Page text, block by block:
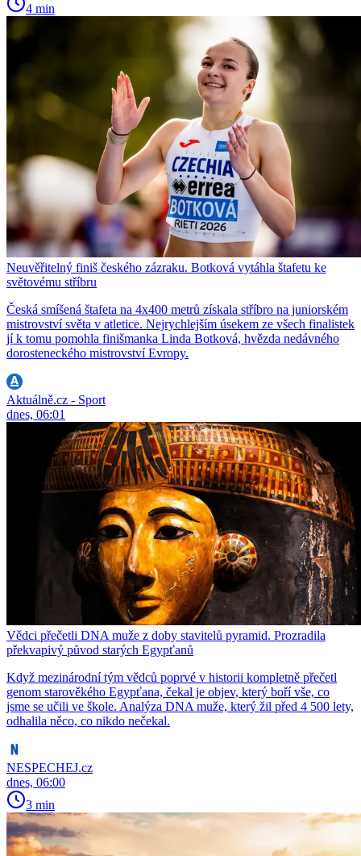
4 min
Neuvěřitelný finiš českého zázraku. Botková vytáhla štafetu ke
světovému stříbru
Česká smíšená štafeta na 4x400 metrů získala stříbro na juniorském
mistrovství světa v atletice. Nejrychlejším úsekem ze všech finalistek
jí k tomu pomohla finišmanka Linda Botková, hvězda nedávného
dorosteneckého mistrovství Evropy.
Aktuálně.cz - Sport
dnes, 06:01
Vědci přečetli DNA muže z doby stavitelů pyramid. Prozradila
překvapivý původ starých Egypťanů
Když mezinárodní tým vědců poprvé v historii kompletně přečetl
genom starověkého Egypťana, čekal je objev, který boří vše, co
jsme se učili ve škole. Analýza DNA muže, který žil před 4 500 lety,
odhalila něco, co nikdo nečekal.
NESPECHEJ.cz
dnes, 06:00
3 min